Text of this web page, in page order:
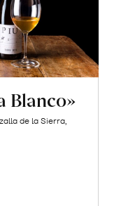
Blanco»
de la Sierra,